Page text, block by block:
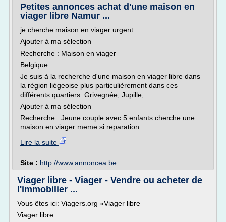
Petites annonces achat d'une maison en
viager libre Namur ...
je cherche maison en viager urgent ...
Ajouter à ma sélection
Recherche : Maison en viager
Belgique
Je suis à la recherche d'une maison en viager libre dans
la région liègeoise plus particulièrement dans ces
différents quartiers: Grivegnée, Jupille, ...
Ajouter à ma sélection
Recherche : Jeune couple avec 5 enfants cherche une
maison en viager meme si reparation...
Lire la suite
Site : http://www.annoncea.be
Viager libre - Viager - Vendre ou acheter de
l'immobilier ...
Vous êtes ici: Viagers.org »Viager libre
Viager libre